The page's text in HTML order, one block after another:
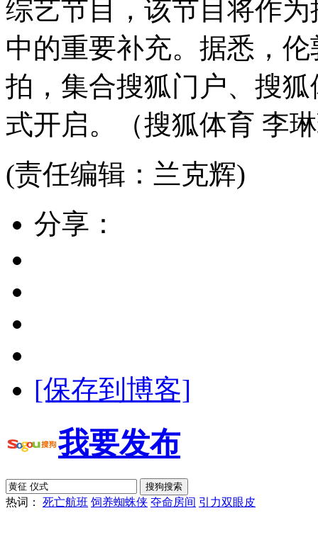
综艺节目，该节目将作
中的重要补充。据悉，
拍，集合搜狐门户、搜
式开启。（搜狐体育 李
(责任编辑：兰克辉)
分享：
[保存到博客]
我要发布
热词： 死亡航班 饲养蜘蛛侠 夺命房间 引力双眼皮